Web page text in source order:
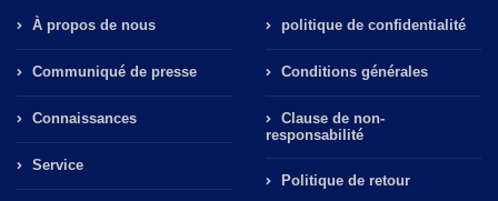
À propos de nous
Communiqué de presse
Connaissances
Service
politique de confidentialité
Conditions générales
Clause de non-
responsabilité
Politique de retour